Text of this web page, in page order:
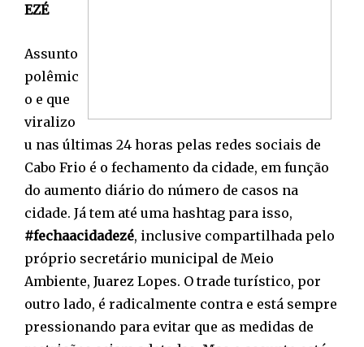
EZÉ
Assunto
polêmic
o e que
viralizo
u nas últimas 24 horas pelas redes sociais de
Cabo Frio é o fechamento da cidade, em função
do aumento diário do número de casos na
cidade. Já tem até uma hashtag para isso,
#fechaacidadezé, inclusive compartilhada pelo
próprio secretário municipal de Meio
Ambiente, Juarez Lopes. O trade turístico, por
outro lado, é radicalmente contra e está sempre
pressionando para evitar que as medidas de